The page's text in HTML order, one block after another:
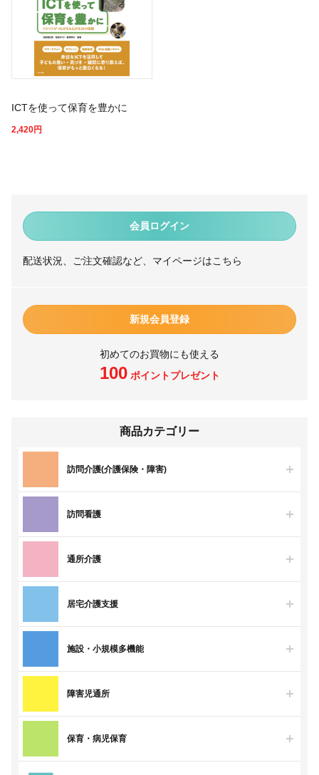
会員ログイン
配送状況、ご注文確認など、マイページはこちら
新規会員登録
初めてのお買物にも使える
100ポイントプレゼント
商品カテゴリー
訪問介護(介護保険・障害)
訪問看護
通所介護
居宅介護支援
施設・小規模多機能
障害児通所
保育・病児保育
ICTを使って保育を豊かに
2,420円